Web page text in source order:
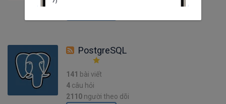
PostgreSQL
141 bài viết
4 câu hỏi
2110 người theo dõi